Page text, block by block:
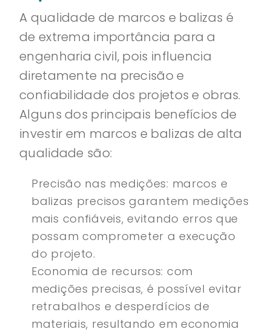
A qualidade de marcos e balizas é
de extrema importância para a
engenharia civil, pois influencia
diretamente na precisão e
confiabilidade dos projetos e obras.
Alguns dos principais benefícios de
investir em marcos e balizas de alta
qualidade são:
Precisão nas medições: marcos e
balizas precisos garantem medições
mais confiáveis, evitando erros que
possam comprometer a execução
do projeto.
Economia de recursos: com
medições precisas, é possível evitar
retrabalhos e desperdícios de
materiais, resultando em economia